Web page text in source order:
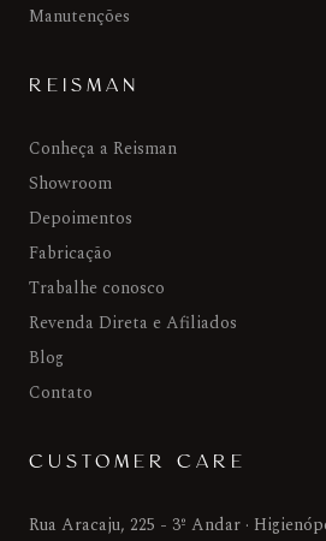
Manutenções
REISMAN
Conheça a Reisman
Showroom
Depoimentos
Fabricação
Trabalhe conosco
Revenda Direta e Afiliados
Blog
Contato
CUSTOMER CARE
Rua Aracaju, 225 - 3º Andar ·